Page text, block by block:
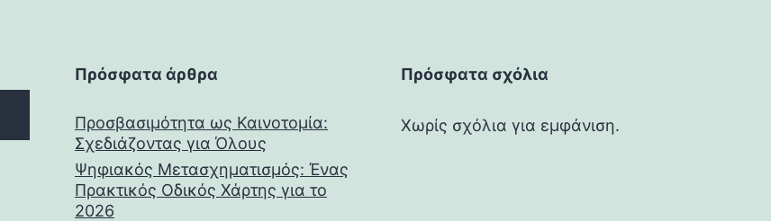
Πρόσφατα άρθρα
Προσβασιμότητα ως Καινοτομία:
Σχεδιάζοντας για Όλους
Ψηφιακός Μετασχηματισμός: Ένας
Πρακτικός Οδικός Χάρτης για το
2026
Πρόσφατα σχόλια
Χωρίς σχόλια για εμφάνιση.